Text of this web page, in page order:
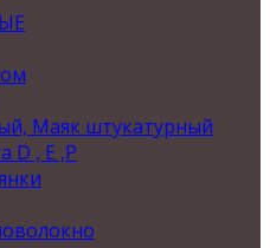
Маяк штукатурный
D , Е ,P